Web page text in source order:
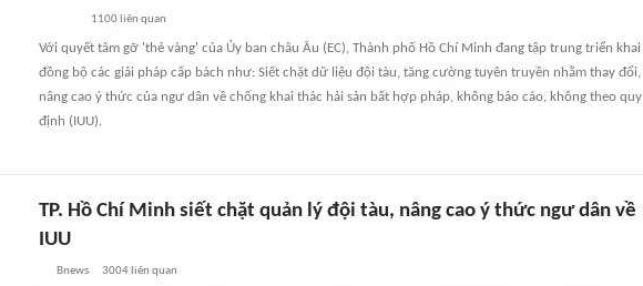
1100 liên quan
Với quyết tâm gỡ 'thẻ vàng' của Ủy ban châu Âu (EC), Thành phố Hồ Chí Minh đang tập trung triển khai
đồng bộ các giải pháp cấp bách như: Siết chặt dữ liệu đội tàu, tăng cường tuyên truyền nhằm thay đổi,
nâng cao ý thức của ngư dân về chống khai thác hải sản bất hợp pháp, không báo cáo, không theo quy
định (IUU).
TP. Hồ Chí Minh siết chặt quản lý đội tàu, nâng cao ý thức ngư dân về
IUU
Bnews 3004 liên quan